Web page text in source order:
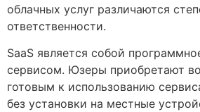
облачных услуг различаются
ответственности.
SaaS является собой
сервисом. Юзеры приобретают
готовым к использованию
без установки на местные